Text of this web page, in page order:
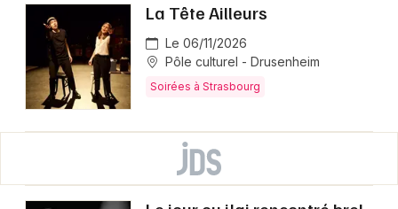
La Tête Ailleurs
Le 06/11/2026
Pôle culturel - Drusenheim
Soirées à Strasbourg